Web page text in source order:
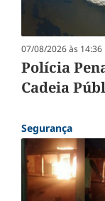
07/08/2026 às 14:36
Polícia
Cadeia
Segurança